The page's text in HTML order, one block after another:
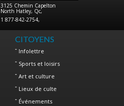
3125 Chemin Capelton
North Hatley, Qc,
1 877-842-2754,
CITOYENS
Infolettre
Sports et loisirs
Art et culture
Lieux de culte
Événements